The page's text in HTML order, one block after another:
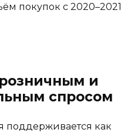
покупок с 2020–2021
и
спросом
поддерживается как